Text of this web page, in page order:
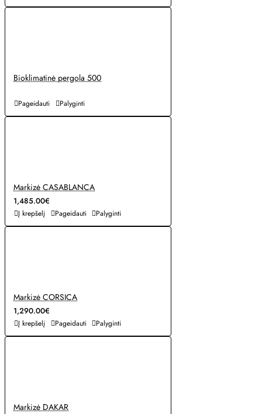
Bioklimatinė pergola 500
Pageidauti Palyginti
Markizė CASABLANCA
1,485.00€
Į krepšelį Pageidauti Palyginti
Markizė CORSICA
1,290.00€
Į krepšelį Pageidauti Palyginti
Markizė DAKAR